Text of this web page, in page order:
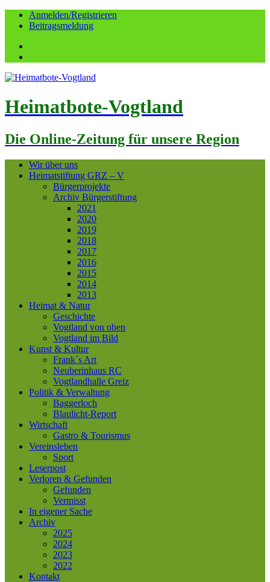
Anmelden/Registrieren
Beitragsmeldung
Heimatbote-Vogtland
Die Online-Zeitung für unsere Region
Wir über uns
Heimatstiftung GRZ – V
Bürgerprojekte
Archiv Bürgerstiftung
2021
2020
2019
2018
2017
2016
2015
2014
2013
Heimat & Natur
Geschichte
Vogtland von oben
Vogtland im Bild
Kunst & Kultur
Frank´s Art
Neuberinhaus RC
Vogtlandhalle Greiz
Politik & Verwaltung
Baggerloch
Blaulicht-Report
Wirtschaft
Gastro & Tourismus
Vereinsleben
Sport
Leserpost
Verloren & Gefunden
Gefunden
Vermisst
In eigener Sache
Archiv
2025
2024
2023
2022
Kontakt